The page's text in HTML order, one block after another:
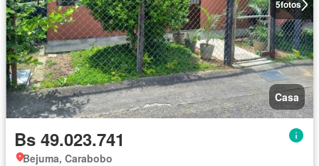
5fotos
Casa
Bs 49.023.741
Bejuma, Carabobo